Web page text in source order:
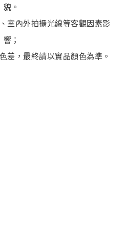
貌。
室內外拍攝光線等客觀因素影
響；
差，最終請以實品顏色為準。